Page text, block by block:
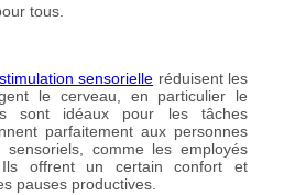
tous.
sensorielle réduisent les
le cerveau, en particulier le
sont idéaux pour les tâches
parfaitement aux personnes
sensoriels, comme les employés
Ils offrent un certain confort et
pauses productives.